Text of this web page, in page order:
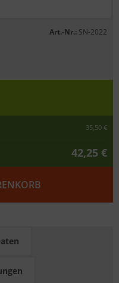
Art.-Nr.: SN-2022
35,50 €
42,25 €